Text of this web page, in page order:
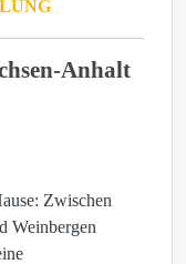
Anhalt
Zwischen
Weinbergen